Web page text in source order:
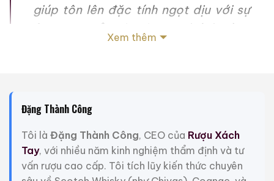
giúp tôn lên đặc tính ngọt dịu với sự
êm mượt của gia vị ngọt, bánh gừng
Chai Rượu Martell Cordon Bleu xách tay nguyên seal
Duty Free Korea đặc biệt này có một loại rượu
bày trong một hình dạng chai độc đáo, đây là một
chai có giá trị sưu tập cao!
Xem thêm
Đặng Thành Công
Tôi là Đặng Thành Công, CEO của Rượu Xách
Tay, với nhiều năm kinh nghiệm thẩm định và tư
vấn rượu cao cấp. Tôi tích lũy kiến thức chuyên